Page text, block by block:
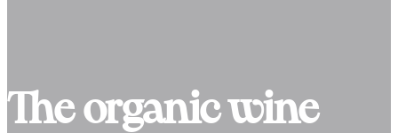
The organic wine